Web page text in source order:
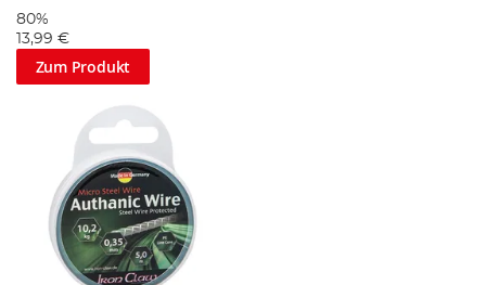
80%
13,99 €
Zum Produkt